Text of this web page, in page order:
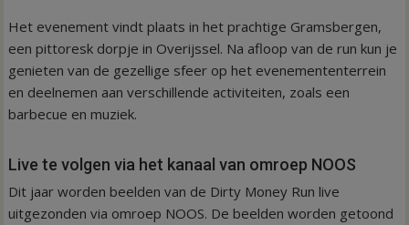
Het evenement vindt plaats in het prachtige Gramsbergen,
een pittoresk dorpje in Overijssel. Na afloop van de run kun je
genieten van de gezellige sfeer op het evenemententerrein
en deelnemen aan verschillende activiteiten, zoals een
barbecue en muziek.
Live te volgen via het kanaal van omroep NOOS
Dit jaar worden beelden van de Dirty Money Run live
uitgezonden via omroep NOOS. De beelden worden getoond